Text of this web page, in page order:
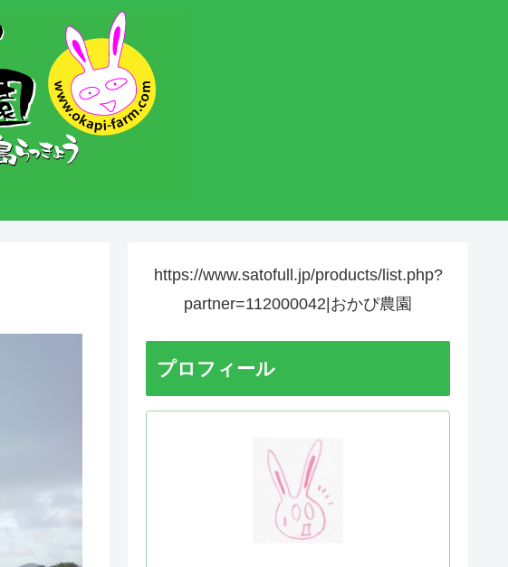
https://www.satofull.jp/products/list.php?
partner=112000042|おかぴ農園
プロフィール